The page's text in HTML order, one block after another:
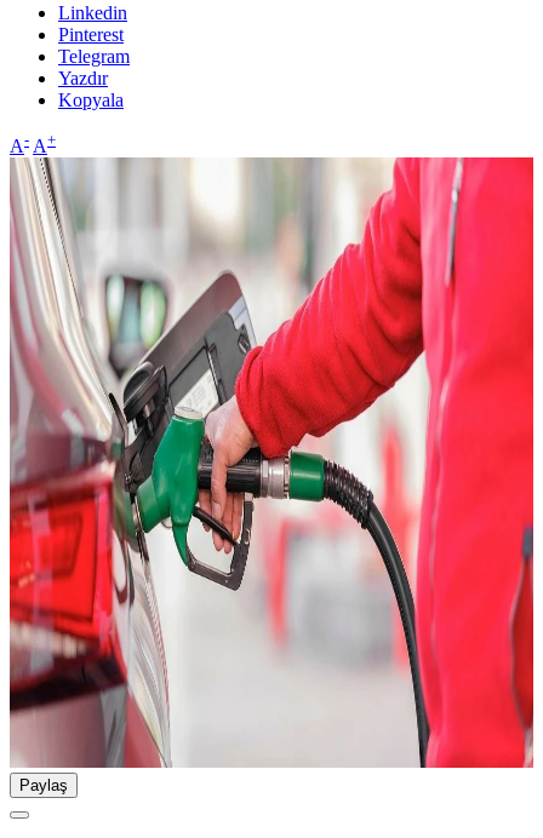
Linkedin
Pinterest
Telegram
Yazdır
Kopyala
A- A+
Paylaş